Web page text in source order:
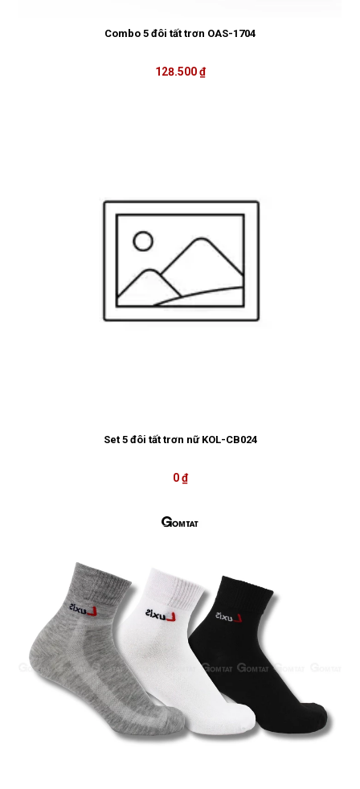
Combo 5 đôi tất trơn OAS-1704
128.500 ₫
Set 5 đôi tất trơn nữ KOL-CB024
0 ₫